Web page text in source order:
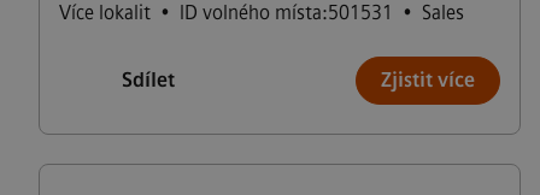
Více lokalit • ID volného místa:501531 • Sales
Sdílet Zjistit více